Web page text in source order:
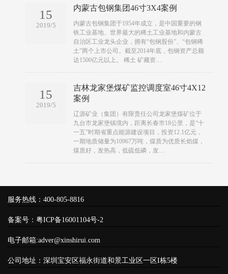
15
2019/5
内蒙古包钢集团46寸3X4案例
​​内蒙古包钢集团于1954年成立，是中国重要的钢
铁工业基地、世界最大的稀土工业基地和内蒙古
自治区工业龙头企业，拥有“包钢股份”、“包钢稀
土”两个上市公司。截至2014年底，包钢资产总额
达1500亿元以上。 稀土 矿藏资…
15
2019/5
吉林龙家堡煤矿监控调度室46寸4X12
案例
​​辽源矿业（集团）有限责任公司龙家堡煤矿位于
九台市龙家堡镇境内，距离长春市18公里，是“十
一五”时期省重点能源建设项目，投资12.1亿元，
一期地质储量为10967万吨，煤质为优质长焰煤，
煤质好，发热高，低硫低磷，发…
服务热线：400-805-8816
备案号： 粤ICP备16001104号-2
电子邮箱:adver@xinshirui.com
公司地址：深圳宝安区福永街道和景工业区一区I栋5楼